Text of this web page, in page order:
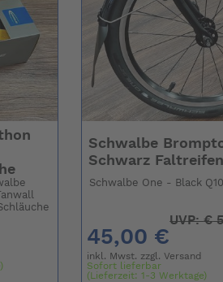
Schwalbe
Schwarz
Schwalbe One - Black
45,00 €
UVP:€
inkl. Mwst. zzgl.Versand
Sofort lieferbar
(Lieferzeit: 1-3 Werktage)